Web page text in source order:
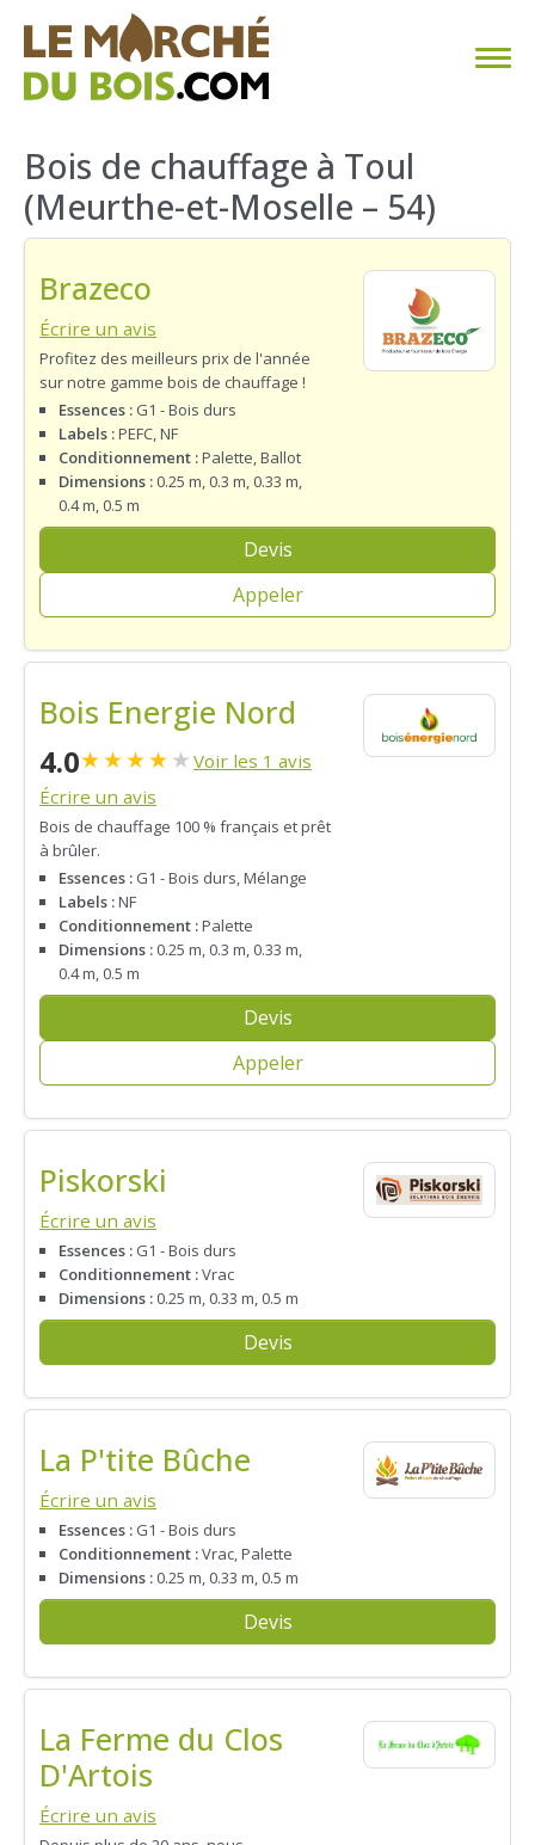
CHAUFFAGE AU BOIS
FAQ
TROUVER SON FOURNISSEUR
BLOG
ESPACE PRO
Bois de chauffage à Toul
(Meurthe-et-Moselle – 54)
Brazeco
Écrire un avis
Profitez des meilleurs prix de l'année
sur notre gamme bois de chauffage !
Essences : G1 - Bois durs
Labels :PEFC, NF
Conditionnement :Palette, Ballot
Dimensions : 0.25 m, 0.3 m, 0.33 m,
0.4 m, 0.5 m
Devis
Appeler
Bois Energie Nord
4.0★★★★★ Voir les 1 avis
Écrire un avis
Bois de chauffage 100 % français et prêt
à brûler.
Essences : G1 - Bois durs, Mélange
Labels :NF
Conditionnement :Palette
Dimensions : 0.25 m, 0.3 m, 0.33 m,
0.4 m, 0.5 m
Devis
Appeler
Piskorski
Écrire un avis
Essences : G1 - Bois durs
Conditionnement :Vrac
Dimensions : 0.25 m, 0.33 m, 0.5 m
Devis
La P'tite Bûche
Écrire un avis
Essences : G1 - Bois durs
Conditionnement :Vrac, Palette
Dimensions : 0.25 m, 0.33 m, 0.5 m
Devis
La Ferme du Clos
D'Artois
Écrire un avis